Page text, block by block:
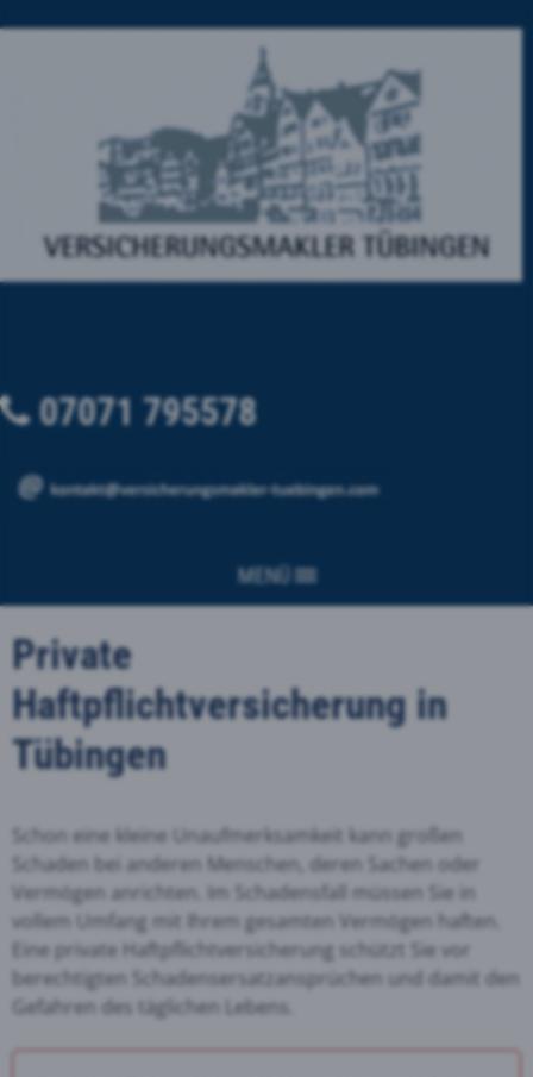
07071 795578
MENÜ
Private
Haftpflichtversicherung in
Tübingen
Schon eine kleine Unaufmerksamkeit kann großen
Schaden bei anderen Menschen, deren Sachen oder
Vermögen anrichten. Im Schadensfall müssen Sie in
vollem Umfang mit Ihrem gesamten Vermögen haften.
Eine private Haftpflichtversicherung schützt Sie vor
berechtigten Schadensersatzansprüchen und damit den
Gefahren des täglichen Lebens.